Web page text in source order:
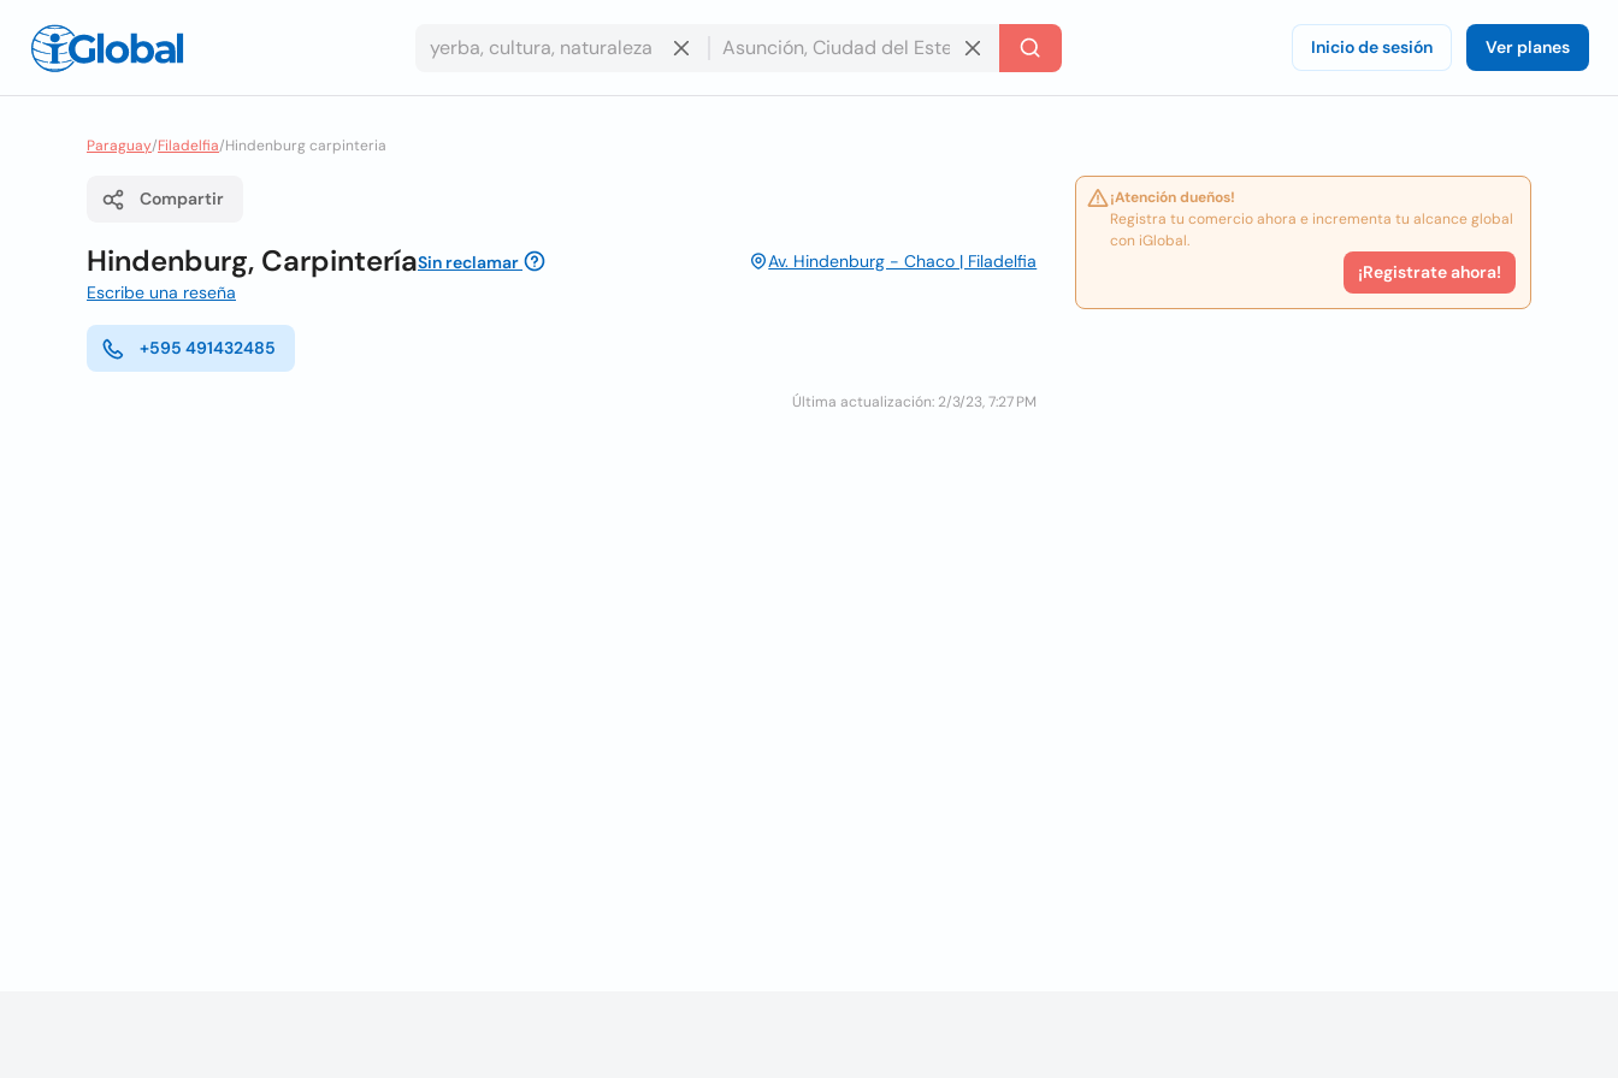
Inicio de sesión Ver planes
Paraguay/Filadelfia/Hindenburg carpinteria
Compartir
Hindenburg, CarpinteríaSin reclamar
Av. Hindenburg - Chaco | Filadelfia
Escribe una reseña
+595 491432485
Última actualización: 2/3/23, 7:27 PM
¡Atención dueños!
Registra tu comercio ahora e incrementa tu alcance global
con iGlobal.
¡Registrate ahora!